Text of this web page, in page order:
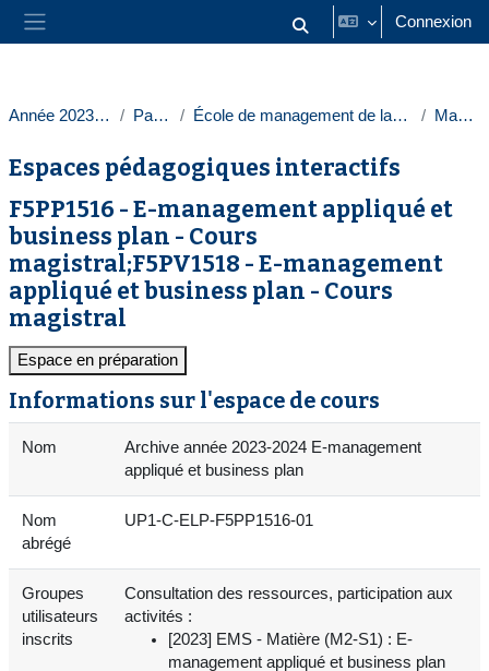
Passer au contenu principal
Panneau latéral Activer/désactiver la saisie
Connexion
Année 2023-2024 Paris 1 École de management de la Sorbonne Masters
Espaces pédagogiques interactifs
F5PP1516 - E-management appliqué et
business plan - Cours
magistral;F5PV1518 - E-management
appliqué et business plan - Cours
magistral
Espace en préparation
Informations sur l'espace de cours
Nom
Archive année 2023-2024 E-management
appliqué et business plan
Nom
abrégé
UP1-C-ELP-F5PP1516-01
Groupes
utilisateurs
inscrits
Consultation des ressources, participation aux
activités :
[2023] EMS - Matière (M2-S1) : E-
management appliqué et business plan